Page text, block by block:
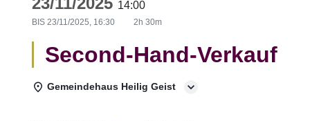
14:00
BIS23/11/2025, 16:30 2h 30m
Second-Hand-Verkauf
Gemeindehaus Heilig Geist